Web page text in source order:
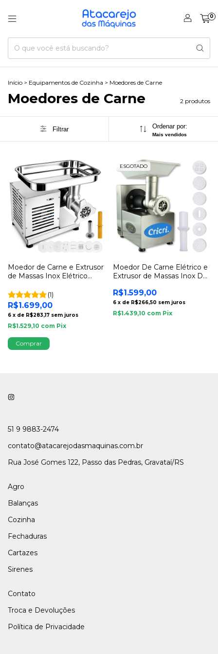
0
Início > Equipamentos de Cozinha > Moedores de Carne
Moedores de Carne 2 produtos
Filtrar Ordenar por:
Mais vendidos
Moedor de Carne e Extrusor
de Massas Inox Elétrico
(1)
R$1.699,00
6 x de R$283,17 sem juros
R$1.529,10 com Pix
ESGOTADO
Moedor De Carne Elétrico e
Extrusor de Massas Inox Do
R$1.599,00
6 x de R$266,50 sem juros
R$1.439,10 com Pix
51 9 9883-2474
contato@atacarejodasmaquinas.com.br
Rua José Gomes 122, Passo das Pedras, Gravataí/RS
Agro
Balanças
Cozinha
Fechaduras
Cartazes
Sirenes
Contato
Troca e Devoluções
Política de Privacidade